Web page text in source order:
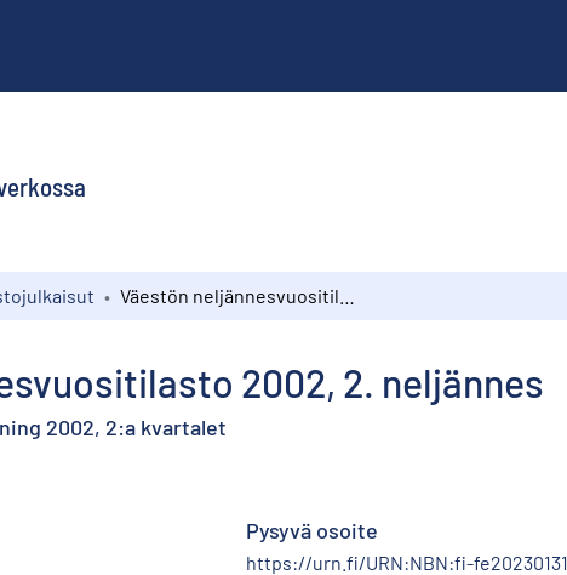
2002, 2. neljännes
2002, 2:a kvartalet
Pysyvä osoite
https://urn.fi/URN:NBN:fi-